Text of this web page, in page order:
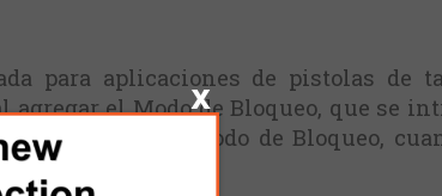
para aplicaciones de pistolas de
agregar el Modo de Bloqueo, que se
de 2018. El Modo de Bloqueo,
involuntarios.